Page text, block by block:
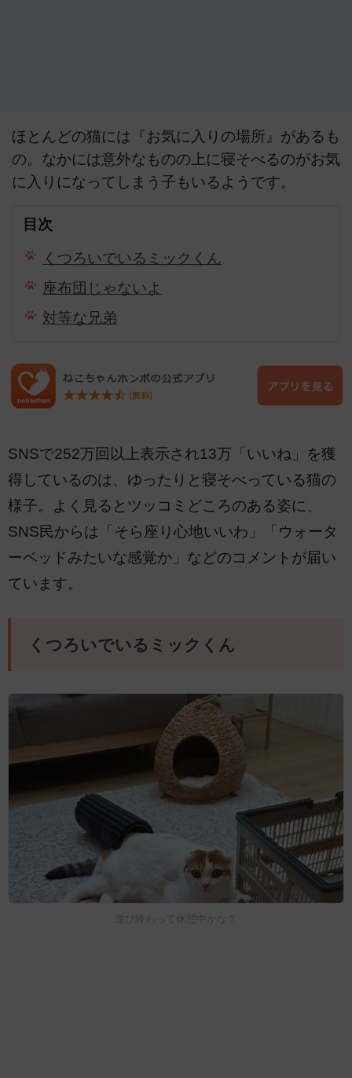
ほとんどの猫には『お気に入りの場所』があるも
の。なかには意外なものの上に寝そべるのがお気
に入りになってしまう子もいるようです。
目次
くつろいでいるミックくん
座布団じゃないよ
対等な兄弟
SNSで252万回以上表示され13万「いいね」を獲
得しているのは、ゆったりと寝そべっている猫の
様子。よく見るとツッコミどころのある姿に、
SNS民からは「そら座り心地いいわ」「ウォータ
ーベッドみたいな感覚か」などのコメントが届い
ています。
くつろいでいるミックくん
遊び終わって休憩中かな？